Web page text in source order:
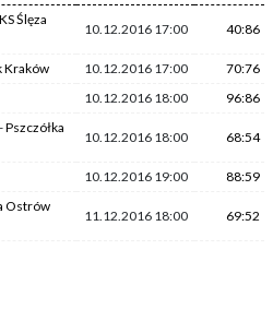
Ślęza
10.12.2016 17:00 40:86
Kraków 10.12.2016 17:00
70:76
10.12.2016 18:00
96:86
-Pszczółka
10.12.2016 18:00 68:54
10.12.2016 19:00
88:59
Ostrów
11.12.2016 18:00 69:52